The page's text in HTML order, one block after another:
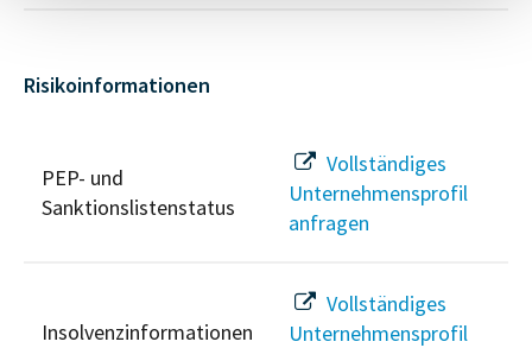
Risikoinformationen
PEP- und
Sanktionslistenstatus
Vollständiges
Unternehmensprofil
anfragen
Insolvenzinformationen
Vollständiges
Unternehmensprofil